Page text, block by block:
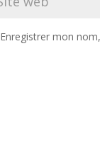
Enregistrer mon